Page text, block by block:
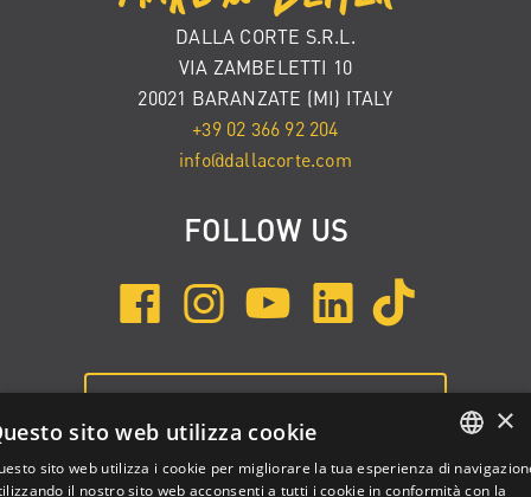
DALLA CORTE S.R.L.
VIA ZAMBELETTI 10
20021 BARANZATE (MI) ITALY
+39 02 366 92 204
info@dallacorte.com
FOLLOW US
ENGLISH
×
sito web utilizza cookie
sito web utilizza i cookie per migliorare la tua esperienza di
il nostro sito web acconsenti a tutti i cookie in conformità con la